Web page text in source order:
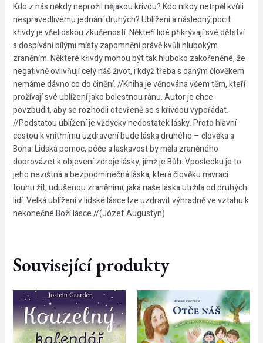
Kdo z nás někdy neprožil nějakou křivdu? Kdo nikdy netrpěl kvůli
nespravedlivému jednání druhých? Ublížení a následný pocit
křivdy je všelidskou zkušeností. Někteří lidé přikrývají své dětství
a dospívání bílými místy zapomnění právě kvůli hlubokým
zraněním. Některé křivdy mohou být tak hluboko zakořeněné, že
negativně ovlivňují celý náš život, i když třeba s daným člověkem
nemáme dávno co do činění. //Kniha je věnována všem těm, kteří
prožívají své ublížení jako bolestnou ránu. Autor je chce
povzbudit, aby se rozhodli otevřeně se s křivdou vypořádat.
//Podstatou ublížení je vždycky nedostatek lásky. Proto hlavní
cestou k vnitřnímu uzdravení bude láska druhého – člověka a
Boha. Lidská pomoc, péče a laskavost by měla zraněného
doprovázet k objevení zdroje lásky, jímž je Bůh. Vposledku je to
jeho nezištná a bezpodmínečná láska, která člověku navrací
touhu žít, udušenou zraněními, jaká naše láska utržila od druhých
lidí. Velká ublížení v lidské lásce lze uzdravit výhradně ve vztahu k
nekonečné Boží lásce.//(Józef Augustyn)
Související produkty